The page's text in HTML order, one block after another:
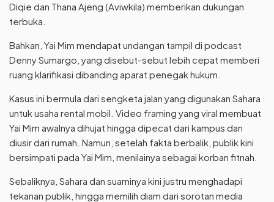
Diqie dan Thana Ajeng (Aviwkila) memberikan dukungan
terbuka.
Bahkan, Yai Mim mendapat undangan tampil di podcast
Denny Sumargo, yang disebut-sebut lebih cepat memberi
ruang klarifikasi dibanding aparat penegak hukum.
Kasus ini bermula dari sengketa jalan yang digunakan Sahara
untuk usaha rental mobil. Video framing yang viral membuat
Yai Mim awalnya dihujat hingga dipecat dari kampus dan
diusir dari rumah. Namun, setelah fakta berbalik, publik kini
bersimpati pada Yai Mim, menilainya sebagai korban fitnah.
Sebaliknya, Sahara dan suaminya kini justru menghadapi
tekanan publik, hingga memilih diam dari sorotan media